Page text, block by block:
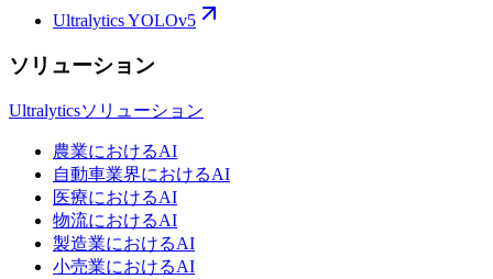
Ultralytics YOLOv5
ソリューション
Ultralyticsソリューション
農業におけるAI
自動車業界におけるAI
医療におけるAI
物流におけるAI
製造業におけるAI
小売業におけるAI